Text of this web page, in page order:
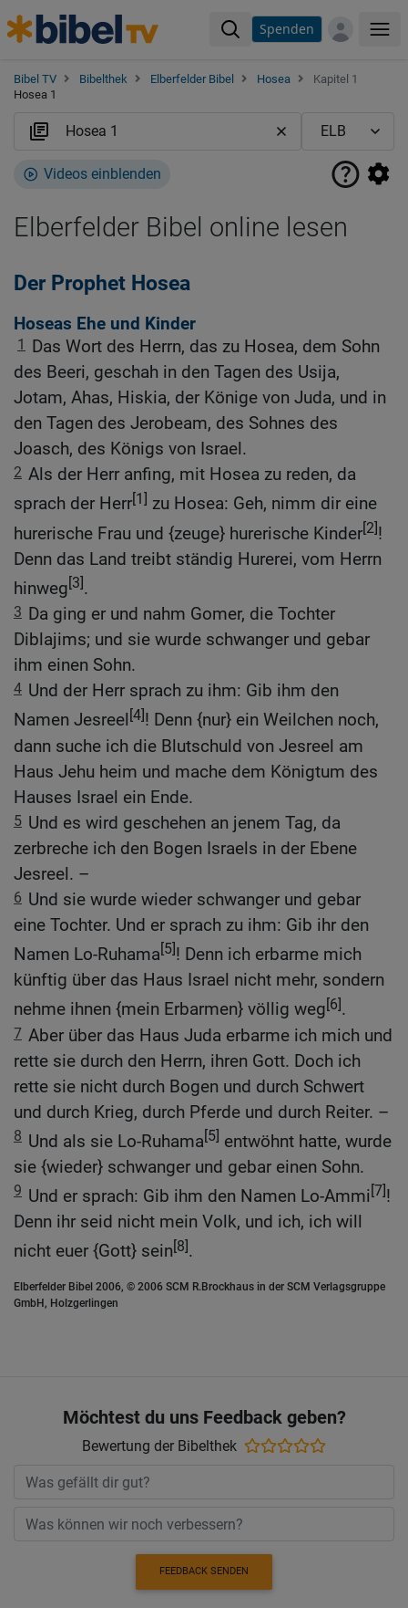
Spenden
Bibel TV Bibelthek Elberfelder Bibel Hosea
Kapitel 1
Hosea 1
Videos einblenden
Elberfelder Bibel online lesen
Der Prophet Hosea
Hoseas Ehe und Kinder
1
Das Wort des Herrn, das zu Hosea, dem Sohn
des Beeri, geschah in den Tagen des Usija,
Jotam, Ahas, Hiskia, der Könige von Juda, und in
den Tagen des Jerobeam, des Sohnes des
Joasch, des Königs von Israel.
2 Als der Herr anfing, mit Hosea zu reden, da
sprach der Herr[1] zu Hosea: Geh, nimm dir eine
hurerische Frau und {zeuge} hurerische Kinder[2]!
Denn das Land treibt ständig Hurerei, vom Herrn
hinweg[3].
3 Da ging er und nahm Gomer, die Tochter
Diblajims; und sie wurde schwanger und gebar
ihm einen Sohn.
4 Und der Herr sprach zu ihm: Gib ihm den
Namen Jesreel [4]! Denn {nur} ein Weilchen noch,
dann suche ich die Blutschuld von Jesreel am
Haus Jehu heim und mache dem Königtum des
Hauses Israel ein Ende.
5 Und es wird geschehen an jenem Tag, da
zerbreche ich den Bogen Israels in der Ebene
Jesreel. –
6 Und sie wurde wieder schwanger und gebar
eine Tochter. Und er sprach zu ihm: Gib ihr den
Namen Lo-Ruhama[5]! Denn ich erbarme mich
künftig über das Haus Israel nicht mehr, sondern
nehme ihnen {mein Erbarmen} völlig weg[6].
7 Aber über das Haus Juda erbarme ich mich und
rette sie durch den Herrn, ihren Gott. Doch ich
rette sie nicht durch Bogen und durch Schwert
und durch Krieg, durch Pferde und durch Reiter. –
8 Und als sie Lo-Ruhama[5] entwöhnt hatte, wurde
sie {wieder} schwanger und gebar einen Sohn.
9 Und er sprach: Gib ihm den Namen Lo-Ammi [7]!
Denn ihr seid nicht mein Volk, und ich, ich will
nicht euer {Gott} sein[8].
Elberfelder Bibel 2006, © 2006 SCM R.Brockhaus in der SCM Verlagsgruppe
GmbH, Holzgerlingen
Möchtest du uns Feedback geben?
Bewertung der Bibelthek
FEEDBACK SENDEN